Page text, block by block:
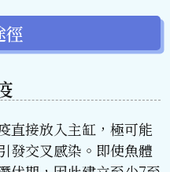
徑
直接放入主缸，極可能
發交叉感染。即使魚體